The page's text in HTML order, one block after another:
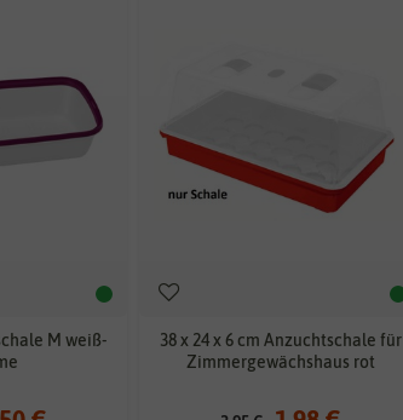
M weiß-
38 x 24 x 6 cm Anzuchtschale für
Zimmergewächshaus rot